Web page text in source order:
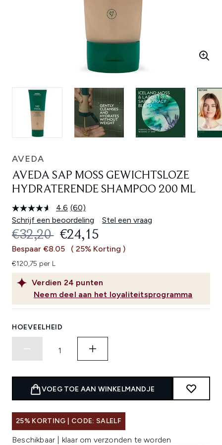
AVEDA
AVEDA SAP MOSS GEWICHTSLOZE
HYDRATERENDE SHAMPOO 200 ML
4.6 Lees
60
beoordelingen.
Dezelfde
paginalink.
(60)
Schrijf een beoordeling
Stel een vraag
Verdien 24 punten
Neem deel aan het loyaliteitsprogramma
RECOMMENDED RETAIL PRICE:
€32,20 HUIDIGE PRIJS:
€24,15
Bespaar €8.05 ( 25% Korting )
€120,75 per L
HOEVEELHEID
VOEG TOE AAN WINKELMANDJE
25% KORTING | CODE: SALELF
Beschikbaar | klaar om verzonden te worden